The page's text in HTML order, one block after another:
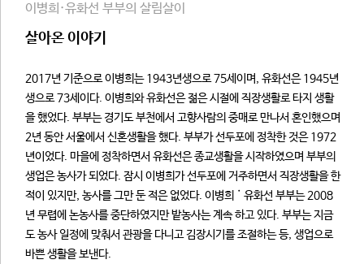
이병희·유화선 부부의 살림살이
살아온 이야기
2017년 기준으로 이병희는 1943년생으로 75세이며, 유화선은 1945년
생으로 73세이다. 이병희와 유화선은 젊은 시절에 직장생활로 타지 생활
을 했었다. 부부는 경기도 부천에서 고향사람의 중매로 만나서 혼인했으며
2년 동안 서울에서 신혼생활을 했다. 부부가 선두포에 정착한 것은 1972
년이었다. 마을에 정착하면서 유화선은 종교생활을 시작하였으며 부부의
생업은 농사가 되었다. 잠시 이병희가 선두포에 거주하면서 직장생활을 한
적이 있지만, 농사를 그만 둔 적은 없었다. 이병희˙유화선 부부는 2008
년 무렵에 논농사를 중단하였지만 밭농사는 계속 하고 있다. 부부는 지금
도 농사 일정에 맞춰서 관광을 다니고 김장시기를 조절하는 등, 생업으로
바쁜 생활을 보낸다.